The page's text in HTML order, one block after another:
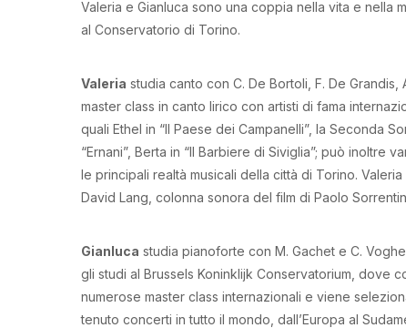
Valeria e Gianluca sono una coppia nella vita e nella
al Conservatorio di Torino.
Valeria studia canto con C. De Bortoli, F. De
master class in canto lirico con artisti di fama
quali Ethel in “Il Paese dei Campanelli”, la Seconda
“Ernani”, Berta in “Il Barbiere di Siviglia”; può inoltre
le principali realtà musicali della città di Torino.
David Lang, colonna sonora del film di Paolo
Gianluca studia pianoforte con M. Gachet e C.
gli studi al Brussels Koninklijk Conservatorium, dove
numerose master class internazionali e viene
tenuto concerti in tutto il mondo, dall’Europa al